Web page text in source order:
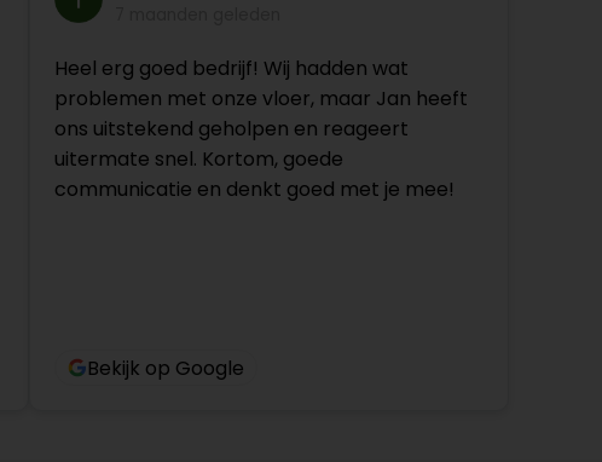
Heel erg goed bedrijf! Wij hadden wat
problemen met onze vloer, maar Jan heeft
ons uitstekend geholpen en reageert
uitermate snel. Kortom, goede
communicatie en denkt goed met je mee!
Bekijk op Google